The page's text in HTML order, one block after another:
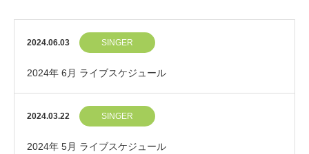
2024.06.03 SINGER
2024年 6月 ライブスケジュール
2024.03.22 SINGER
2024年 5月 ライブスケジュール